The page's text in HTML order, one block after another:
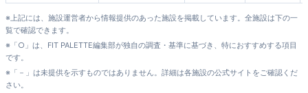
※上記には、施設運営者から情報提供のあった施設を掲載しています。全施設は下の一
覧で確認できます。
※「○」は、FIT PALETTE編集部が独自の調査・基準に基づき、特におすすめする項目
です。
※「－」は未提供を示すものではありません。詳細は各施設の公式サイトをご確認くだ
さい。